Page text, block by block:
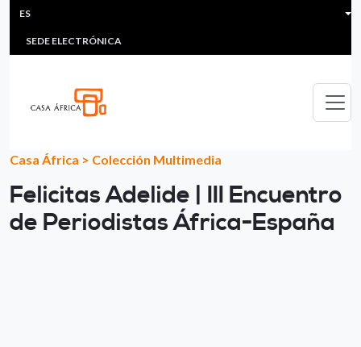
Pasar al contenido principal
HEADER MENU
MULTIMEDIA
SEDE ELECTRÓNICA
ES
Casa África > Colección Multimedia
Felicitas Adelide | III Encuentro
de Periodistas África-España